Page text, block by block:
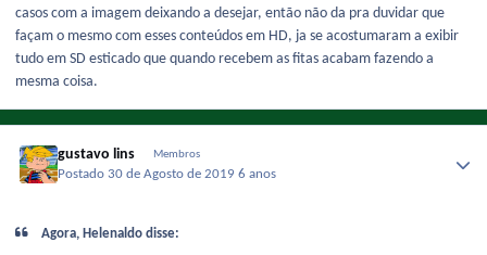
casos com a imagem deixando a desejar, então não da pra duvidar que
façam o mesmo com esses conteúdos em HD, ja se acostumaram a exibir
tudo em SD esticado que quando recebem as fitas acabam fazendo a
mesma coisa.
gustavo lins Membros
Postado 30 de Agosto de 20196 anos
Agora, Helenaldo disse: